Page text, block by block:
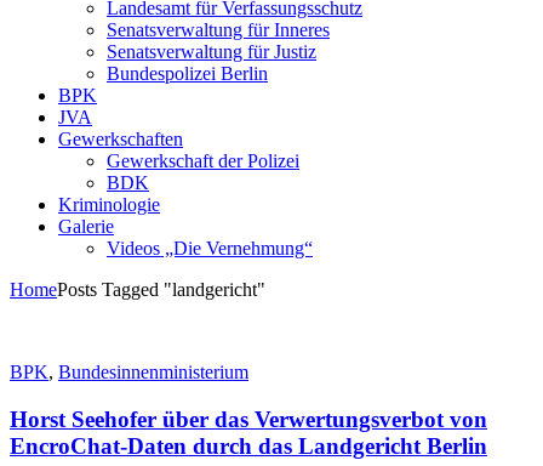
Landesamt für Verfassungsschutz
Senatsverwaltung für Inneres
Senatsverwaltung für Justiz
Bundespolizei Berlin
BPK
JVA
Gewerkschaften
Gewerkschaft der Polizei
BDK
Kriminologie
Galerie
Videos „Die Vernehmung“
HomePosts Tagged "landgericht"
BPK, Bundesinnenministerium
Horst Seehofer über das Verwertungsverbot von
EncroChat-Daten durch das Landgericht Berlin